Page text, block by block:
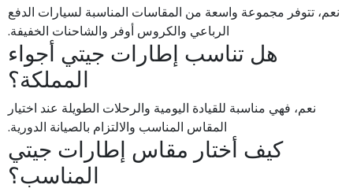
نعم، تتوفر مجموعة واسعة من المقاسات المناسبة لسيارات الدفع
الرباعي والكروس أوفر والشاحنات الخفيفة.
هل تناسب إطارات جيتي أجواء
المملكة؟
نعم، فهي مناسبة للقيادة اليومية والرحلات الطويلة عند اختيار
المقاس المناسب والالتزام بالصيانة الدورية.
كيف أختار مقاس إطارات جيتي
المناسب؟